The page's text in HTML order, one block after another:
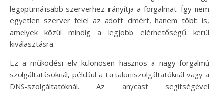
legoptimálisabb szerverhez irányítja a forgalmat. Így nem
egyetlen szerver felel az adott címért, hanem több is,
amelyek közül mindig a legjobb elérhetőségű kerül
kiválasztásra.
Ez a működési elv különösen hasznos a nagy forgalmú
szolgáltatásoknál, például a tartalomszolgáltatóknál vagy a
DNS-szolgáltatóknál. Az anycast segítségével